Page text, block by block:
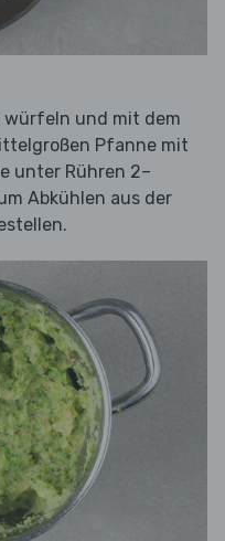
würfeln und mit dem
Pfanne mit
unter Rühren 2–
Abkühlen aus der